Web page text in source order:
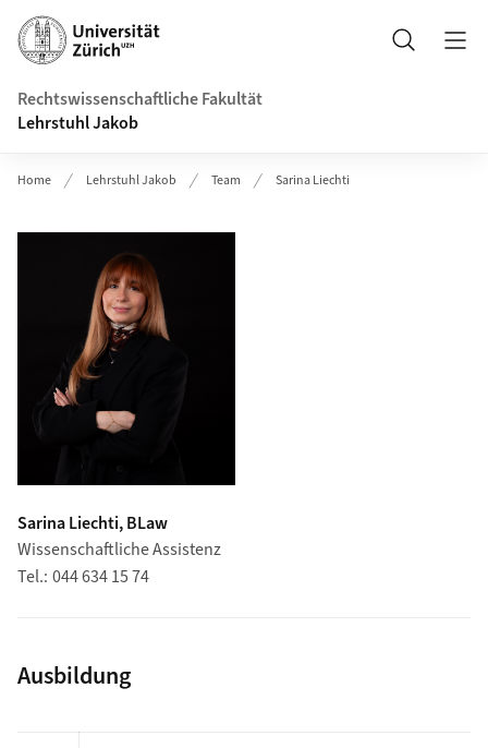
Header
Suche
Rechtswissenschaftliche Fakultät
Lehrstuhl Jakob
Home Lehrstuhl Jakob Team Sarina Liechti
Sarina Liechti, BLaw
Wissenschaftliche Assistenz
Tel. 044 634 15 74
Ausbildung